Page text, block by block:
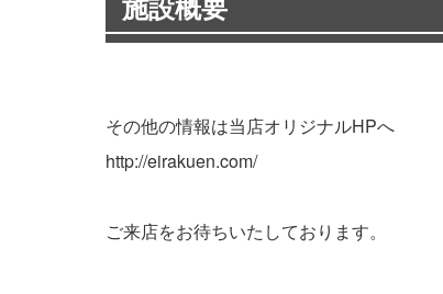
その他の情報は当店オリジナルHPへ
http://eirakuen.com/
ご来店をお待ちいたしております。